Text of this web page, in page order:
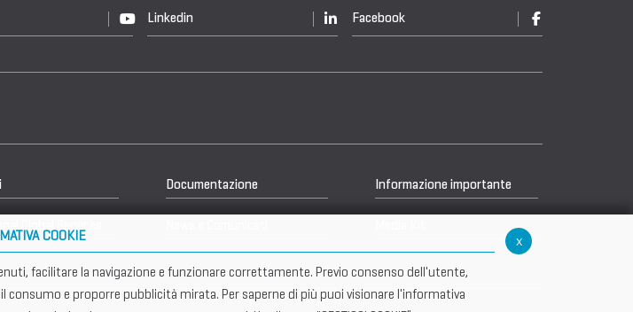
Linkedin Facebook
Documentazione Informazione importante
x
COOKIE
facilitare la navigazione e funzionare correttamente. Previo consenso dell'utente,
consumo e proporre pubblicità mirata. Per saperne di più puoi visionare l'informativa